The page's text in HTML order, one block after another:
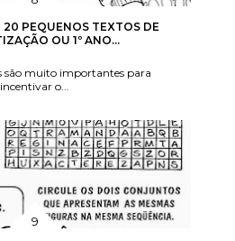
20 PEQUENOS TEXTOS DE
OU 1º ANO...
são muito importantes para
incentivar o...